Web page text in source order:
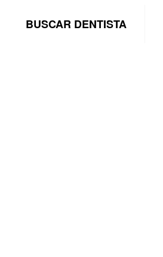
BUSCAR DENTISTA